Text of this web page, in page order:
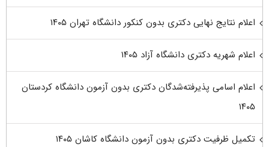
اعلام نتایج نهایی دکتری بدون کنکور دانشگاه تهران ۱۴۰۵
اعلام شهریه دکتری دانشگاه آزاد ۱۴۰۵
اعلام اسامی پذیرفته‌شدگان دکتری بدون آزمون دانشگاه کردستان
۱۴۰۵
تکمیل ظرفیت دکتری بدون آزمون دانشگاه کاشان ۱۴۰۵